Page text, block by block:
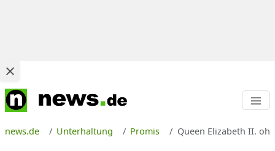
news.de Unterhaltung Promis Queen Elizabeth II.